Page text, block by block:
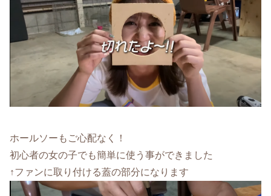
ホールソーもご心配なく！
初心者の女の子でも簡単に使う事ができました
↑ファンに取り付ける蓋の部分になります